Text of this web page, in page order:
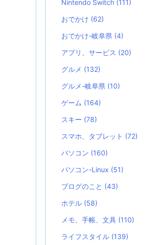
Nintendo Switch (111)
おでかけ (62)
おでかけ-岐阜県 (4)
アプリ、サービス (20)
グルメ (132)
グルメ-岐阜県 (10)
ゲーム (164)
スキー (78)
スマホ、タブレット (72)
パソコン (160)
パソコン-Linux (51)
ブログのこと (43)
ホテル (58)
メモ、手帳、文具 (110)
ライフスタイル (139)